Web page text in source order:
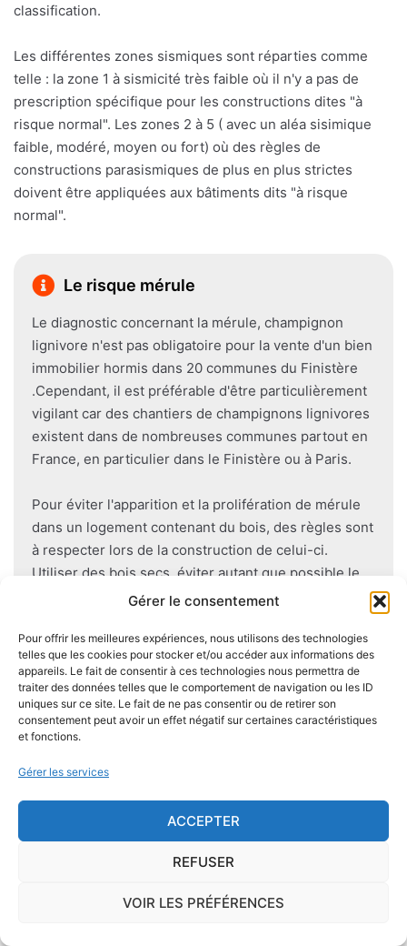
Gérer le consentement
Pour offrir les meilleures expériences, nous utilisons des technologies
telles que les cookies pour stocker et/ou accéder aux informations des
appareils. Le fait de consentir à ces technologies nous permettra de
traiter des données telles que le comportement de navigation ou les ID
uniques sur ce site. Le fait de ne pas consentir ou de retirer son
consentement peut avoir un effet négatif sur certaines caractéristiques
et fonctions.
Gérer les services
ACCEPTER
REFUSER
VOIR LES PRÉFÉRENCES
classification.
Les différentes zones sismiques sont réparties comme
telle : la zone 1 à sismicité très faible où il n'y a pas de
prescription spécifique pour les constructions dites "à
risque normal". Les zones 2 à 5 ( avec un aléa sisimique
faible, modéré, moyen ou fort) où des règles de
constructions parasismiques de plus en plus strictes
doivent être appliquées aux bâtiments dits "à risque
normal".
Le risque mérule
Le diagnostic concernant la mérule, champignon
lignivore n'est pas obligatoire pour la vente d'un bien
immobilier hormis dans 20 communes du Finistère
.Cependant, il est préférable d'être particulièrement
vigilant car des chantiers de champignons lignivores
existent dans de nombreuses communes partout en
France, en particulier dans le Finistère ou à Paris.
Pour éviter l'apparition et la prolifération de mérule
dans un logement contenant du bois, des règles sont
à respecter lors de la construction de celui-ci.
Utiliser des bois secs, éviter autant que possible le
contact direct entre le bois et le sol, s'assurer de
prévoir des aérations en sous-sol limitent les risques
majeurs d'apparition de champignons lignivores.
Je demande le descriptif des
risques pour ma ville
Le risque Radon